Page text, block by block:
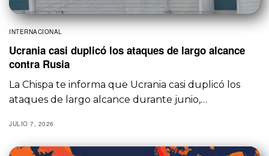
INTERNACIONAL
Ucrania casi duplicó los ataques de largo alcance
contra Rusia
La Chispa te informa que Ucrania casi duplicó los
ataques de largo alcance durante junio,…
JULIO 7, 2026